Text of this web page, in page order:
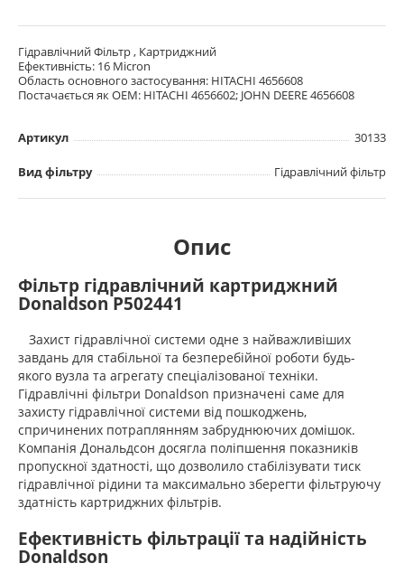
Гідравлічний Фільтр , Картриджний
Ефективність: 16 Micron
Область основного застосування: HITACHI 4656608
Постачається як OEM: HITACHI 4656602; JOHN DEERE 4656608
Артикул 30133
Вид фільтру Гідравлічний фільтр
Опис
Фільтр гідравлічний картриджний
Donaldson P502441
Захист гідравлічної системи одне з найважливіших
завдань для стабільної та безперебійної роботи будь-
якого вузла та агрегату спеціалізованої техніки.
Гідравлічні фільтри Donaldson призначені саме для
захисту гідравлічної системи від пошкоджень,
спричинених потраплянням забруднюючих домішок.
Компанія Дональдсон досягла поліпшення показників
пропускної здатності, що дозволило стабілізувати тиск
гідравлічної рідини та максимально зберегти фільтруючу
здатність картриджних фільтрів.
Ефективність фільтрації та надійність
Donaldson